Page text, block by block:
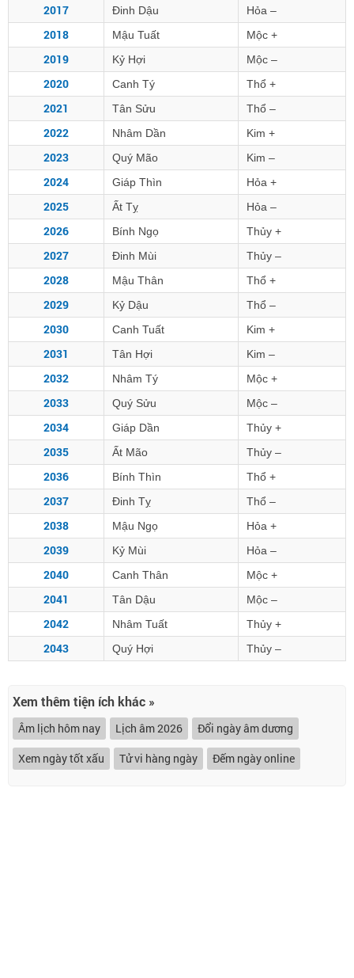
2017 Đinh Dậu Hỏa –
2018 Mậu Tuất Mộc +
2019 Kỷ Hợi Mộc –
2020 Canh Tý Thổ +
2021 Tân Sửu Thổ –
2022 Nhâm Dần Kim +
2023 Quý Mão Kim –
2024 Giáp Thìn Hỏa +
2025 Ất Tỵ Hỏa –
2026 Bính Ngọ Thủy +
2027 Đinh Mùi Thủy –
2028 Mậu Thân Thổ +
2029 Kỷ Dậu Thổ –
2030 Canh Tuất Kim +
2031 Tân Hợi Kim –
2032 Nhâm Tý Mộc +
2033 Quý Sửu Mộc –
2034 Giáp Dần Thủy +
2035 Ất Mão Thủy –
2036 Bính Thìn Thổ +
2037 Đinh Tỵ Thổ –
2038 Mậu Ngọ Hỏa +
2039 Kỷ Mùi Hỏa –
2040 Canh Thân Mộc +
2041 Tân Dậu Mộc –
2042 Nhâm Tuất Thủy +
2043 Quý Hợi Thủy –
Xem thêm tiện ích khác »
Âm lịch hôm nay Lịch âm 2026
Đổi ngày âm dương
Xem ngày tốt xấu
Tử vi hàng ngày Đếm ngày online